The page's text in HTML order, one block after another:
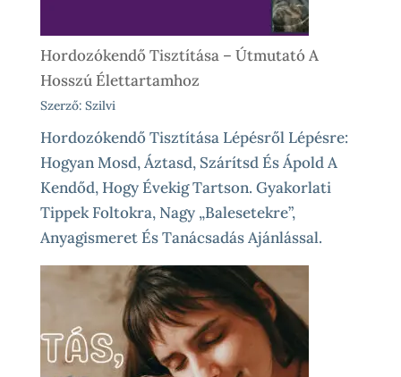
Hordozókendő Tisztítása – Útmutató A
Hosszú Élettartamhoz
Szerző: Szilvi
Hordozókendő Tisztítása Lépésről Lépésre:
Hogyan Mosd, Áztasd, Szárítsd És Ápold A
Kendőd, Hogy Évekig Tartson. Gyakorlati
Tippek Foltokra, Nagy „balesetekre”,
Anyagismeret És Tanácsadás Ajánlással.